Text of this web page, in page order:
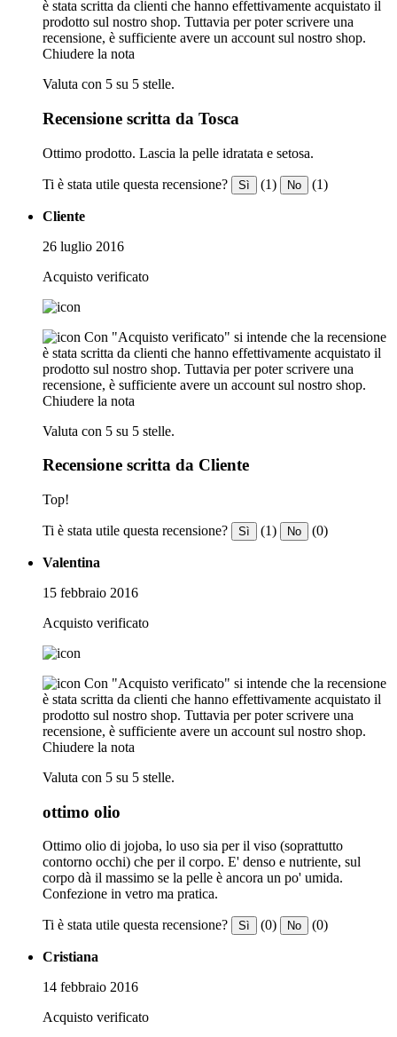
è stata scritta da clienti che hanno effettivamente acquistato il
prodotto sul nostro shop. Tuttavia per poter scrivere una
recensione, è sufficiente avere un account sul nostro shop.
Chiudere la nota
Valuta con 5 su 5 stelle.
Recensione scritta da Tosca
Ottimo prodotto. Lascia la pelle idratata e setosa.
Ti è stata utile questa recensione? Sì (1) No (1)
Cliente
26 luglio 2016
Acquisto verificato
Con "Acquisto verificato" si intende che la recensione
è stata scritta da clienti che hanno effettivamente acquistato il
prodotto sul nostro shop. Tuttavia per poter scrivere una
recensione, è sufficiente avere un account sul nostro shop.
Chiudere la nota
Valuta con 5 su 5 stelle.
Recensione scritta da Cliente
Top!
Ti è stata utile questa recensione? Sì (1) No (0)
Valentina
15 febbraio 2016
Acquisto verificato
Con "Acquisto verificato" si intende che la recensione
è stata scritta da clienti che hanno effettivamente acquistato il
prodotto sul nostro shop. Tuttavia per poter scrivere una
recensione, è sufficiente avere un account sul nostro shop.
Chiudere la nota
Valuta con 5 su 5 stelle.
ottimo olio
Ottimo olio di jojoba, lo uso sia per il viso (soprattutto
contorno occhi) che per il corpo. E' denso e nutriente, sul
corpo dà il massimo se la pelle è ancora un po' umida.
Confezione in vetro ma pratica.
Ti è stata utile questa recensione? Sì (0) No (0)
Cristiana
14 febbraio 2016
Acquisto verificato